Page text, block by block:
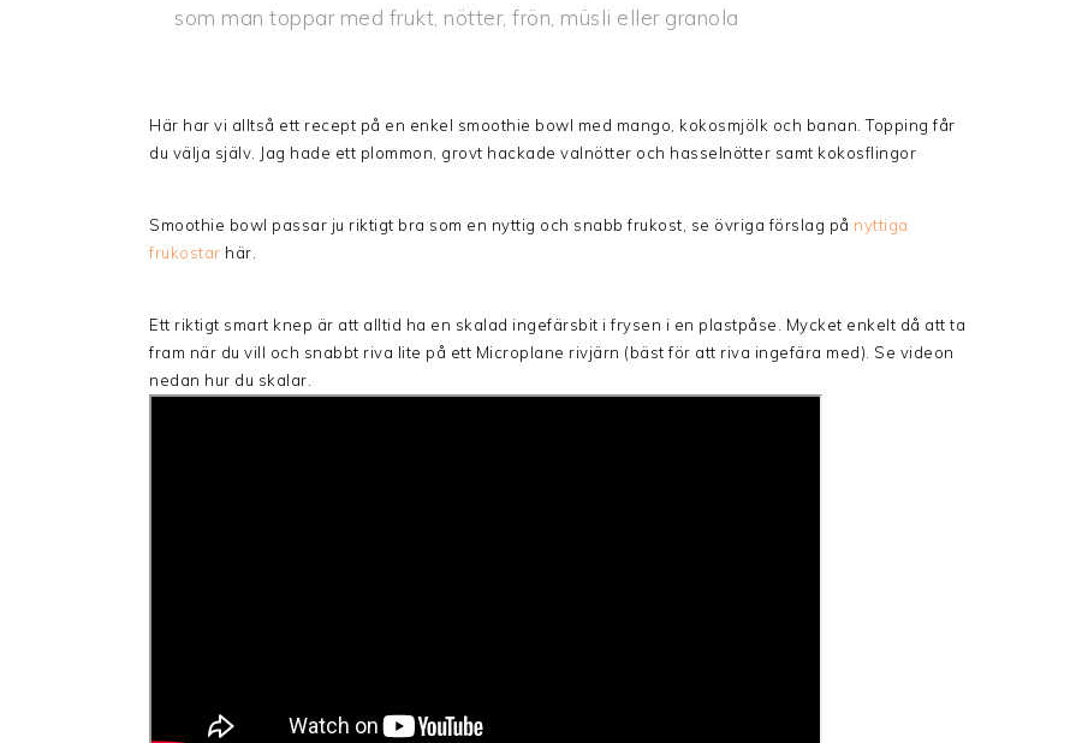
som man toppar med frukt, nötter, frön, müsli eller granola
Här har vi alltså ett recept på en enkel smoothie bowl med mango, kokosmjölk och banan. Topping får
du välja själv. Jag hade ett plommon, grovt hackade valnötter och hasselnötter samt kokosflingor
Smoothie bowl passar ju riktigt bra som en nyttig och snabb frukost, se övriga förslag på nyttiga
frukostar här.
Ett riktigt smart knep är att alltid ha en skalad ingefärsbit i frysen i en plastpåse. Mycket enkelt då att ta
fram när du vill och snabbt riva lite på ett Microplane rivjärn (bäst för att riva ingefära med). Se videon
nedan hur du skalar.